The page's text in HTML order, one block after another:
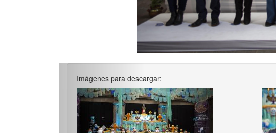
Imágenes para descargar:
Previous